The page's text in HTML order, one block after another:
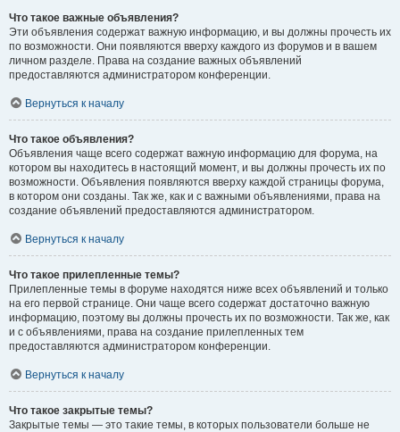
Что такое важные объявления?
Эти объявления содержат важную информацию, и вы должны прочесть их
по возможности. Они появляются вверху каждого из форумов и в вашем
личном разделе. Права на создание важных объявлений
предоставляются администратором конференции.
Вернуться к началу
Что такое объявления?
Объявления чаще всего содержат важную информацию для форума, на
котором вы находитесь в настоящий момент, и вы должны прочесть их по
возможности. Объявления появляются вверху каждой страницы форума,
в котором они созданы. Так же, как и с важными объявлениями, права на
создание объявлений предоставляются администратором.
Вернуться к началу
Что такое прилепленные темы?
Прилепленные темы в форуме находятся ниже всех объявлений и только
на его первой странице. Они чаще всего содержат достаточно важную
информацию, поэтому вы должны прочесть их по возможности. Так же, как
и с объявлениями, права на создание прилепленных тем
предоставляются администратором конференции.
Вернуться к началу
Что такое закрытые темы?
Закрытые темы — это такие темы, в которых пользователи больше не